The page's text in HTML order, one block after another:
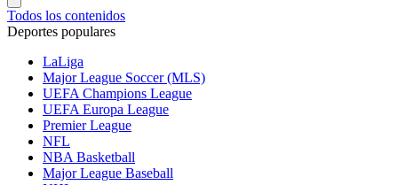
Todos los contenidos
Deportes populares
LaLiga
Major League Soccer (MLS)
UEFA Champions League
UEFA Europa League
Premier League
NFL
NBA Basketball
Major League Baseball